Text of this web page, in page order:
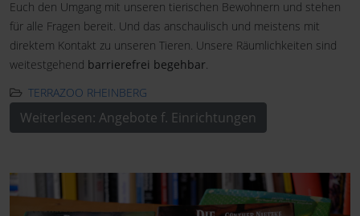
Euch den Umgang mit unseren tierischen Bewohnern und stehen
für alle Fragen bereit. Und das anschaulisch und meistens mit
direktem Kontakt zu unseren Tieren. Unsere Räumlichkeiten sind
weitestgehend barrierefrei begehbar
TERRAZOO RHEINBERG
Weiterlesen: Angebote f. Einrichtungen